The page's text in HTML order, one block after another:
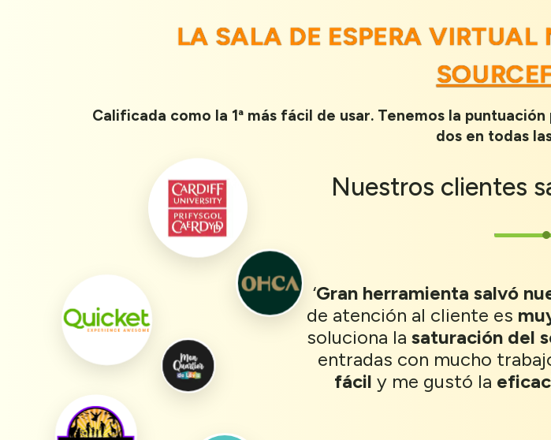
LA SALA DE ESPERA
Calificada como la 1ª más fácil de usar. Tenemos la
dos en todas
Nuestros clientes
‘Gran herramienta salvó
de atención al cliente es
soluciona la saturación del
entradas con mucho
fácil y me gustó la